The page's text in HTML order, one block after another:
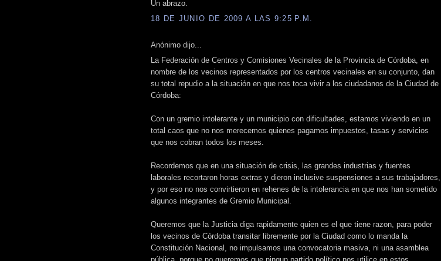
Un abrazo.
18 DE JUNIO DE 2009 A LAS 9:25 P.M.
Anónimo dijo...
La Federación de Centros y Comisiones Vecinales de la Provincia de Córdoba, en
nombre de los vecinos representados por los centros vecinales en su conjunto, dan
su total repudio a la situación en que nos toca vivir a los ciudadanos de la Ciudad de
Córdoba:
Con un gremio intolerante y un municipio con dificultades, estamos viviendo en un
total caos que no nos merecemos quienes pagamos impuestos, tasas y servicios
que nos cobran todos los meses.
Recordemos que en una situación de crisis, las grandes industrias y fuentes
laborales recortaron horas extras y dieron inclusive suspensiones a sus trabajadores,
y por eso no nos convirtieron en rehenes de la intolerancia en que nos han sometido
algunos integrantes de Gremio Municipal.
Queremos que la Justicia diga rapidamente quien es el que tiene razon, para poder
los vecinos de Córdoba transitar libremente por la Ciudad como lo manda la
Constitución Nacional, no impulsamos una convocatoria masiva, ni una asamblea